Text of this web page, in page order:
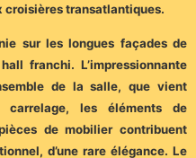
croisières transatlantiques.
sur les longues façades de
franchi. L’impressionnante
de la salle, que vient
les éléments de
de mobilier contribuent
d’une rare élégance. Le